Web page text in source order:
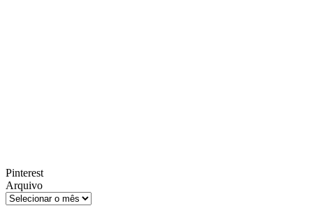
Pinterest
Arquivo
Arquivo